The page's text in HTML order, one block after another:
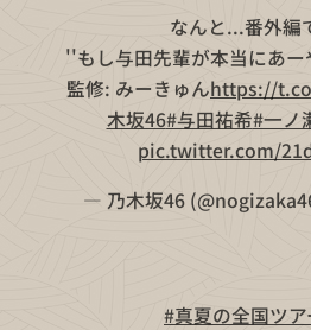
なんと...番外編
''もし与田先輩が本当にあ
監修: みーきゅんhttps://
木坂46#与田祐希#一ノ
pic.twitter.com/
— 乃木坂46
#真夏の全国ツ